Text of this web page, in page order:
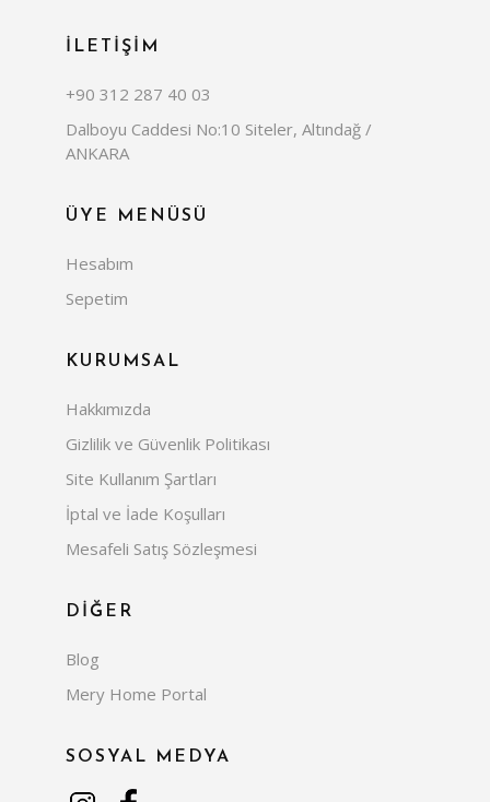
İLETİŞİM
+90 312 287 40 03
Dalboyu Caddesi No:10 Siteler, Altındağ /
ANKARA
ÜYE MENÜSÜ
Hesabım
Sepetim
KURUMSAL
Hakkımızda
Gizlilik ve Güvenlik Politikası
Site Kullanım Şartları
İptal ve İade Koşulları
Mesafeli Satış Sözleşmesi
DİĞER
Blog
Mery Home Portal
SOSYAL MEDYA